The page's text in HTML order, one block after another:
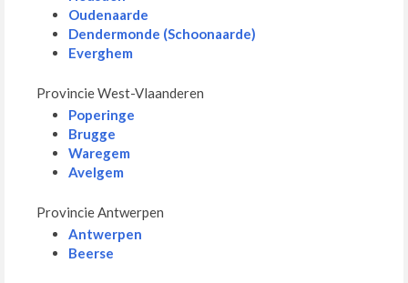
Oudenaarde
Dendermonde (Schoonaarde)
Everghem
Provincie West-Vlaanderen
Poperinge
Brugge
Waregem
Avelgem
Provincie Antwerpen
Antwerpen
Beerse